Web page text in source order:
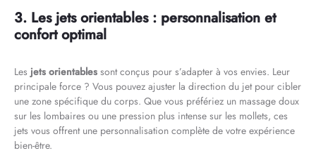
3. Les jets orientables : personnalisation et
confort optimal
Les jets orientables sont conçus pour s’adapter à vos envies. Leur
principale force ? Vous pouvez ajuster la direction du jet pour cibler
une zone spécifique du corps. Que vous préfériez un massage doux
sur les lombaires ou une pression plus intense sur les mollets, ces
jets vous offrent une personnalisation complète de votre expérience
bien-être.